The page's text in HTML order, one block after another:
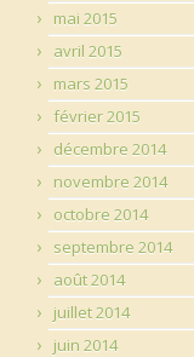
mai 2015
avril 2015
mars 2015
février 2015
décembre 2014
novembre 2014
octobre 2014
septembre 2014
août 2014
juillet 2014
juin 2014